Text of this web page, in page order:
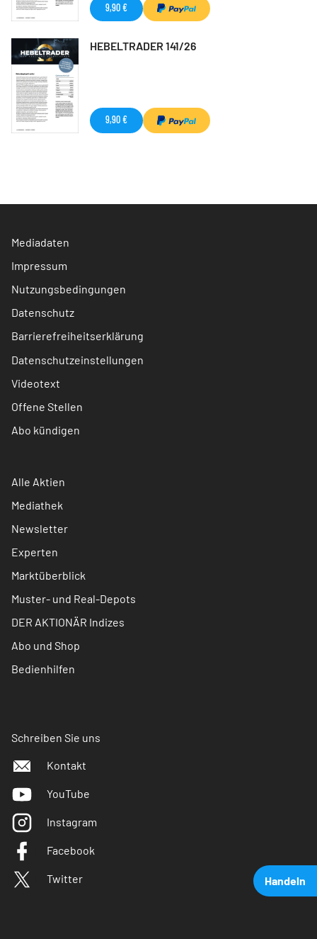
Handeln
9,90 €
HEBELTRADER 141/26
9,90 €
Mediadaten
Impressum
Nutzungsbedingungen
Datenschutz
Barrierefreiheitserklärung
Datenschutzeinstellungen
Videotext
Offene Stellen
Abo kündigen
Alle Aktien
Mediathek
Newsletter
Experten
Marktüberblick
Muster- und Real-Depots
DER AKTIONÄR Indizes
Abo und Shop
Bedienhilfen
Schreiben Sie uns
Kontakt
YouTube
Instagram
Facebook
Twitter